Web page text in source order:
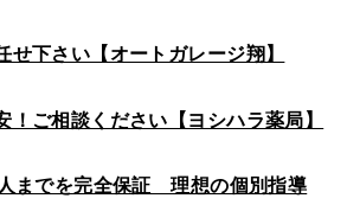
下さい【オートガレージ翔】
ご相談ください【ヨシハラ薬局】
までを完全保証 理想の個別指導